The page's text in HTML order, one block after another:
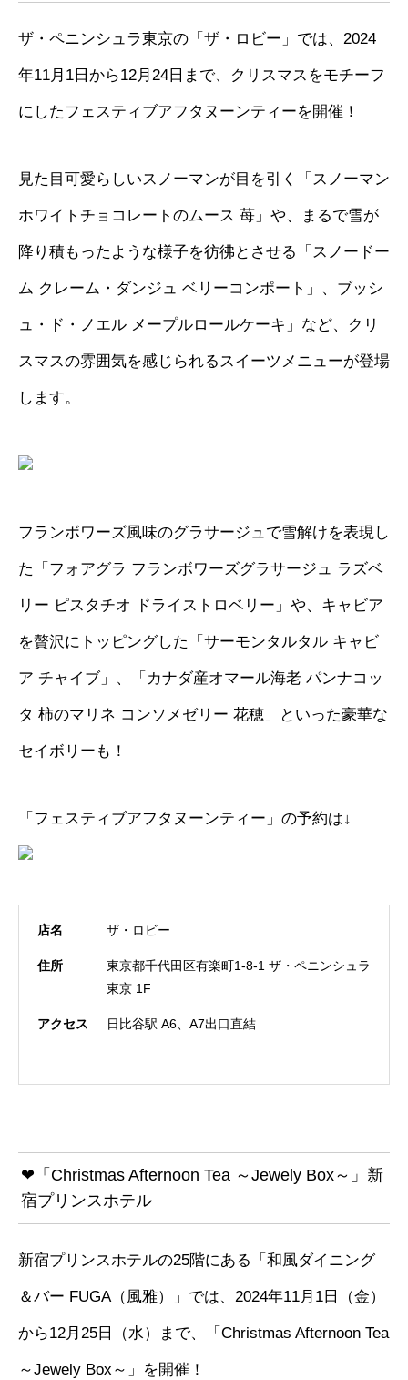
ザ・ペニンシュラ東京の「ザ・ロビー」では、2024
年11月1日から12月24日まで、クリスマスをモチーフ
にしたフェスティブアフタヌーンティーを開催！
見た目可愛らしいスノーマンが目を引く「スノーマン
ホワイトチョコレートのムース 苺」や、まるで雪が
降り積もったような様子を彷彿とさせる「スノードー
ム クレーム・ダンジュ ベリーコンポート」、ブッシ
ュ・ド・ノエル メープルロールケーキ」など、クリ
スマスの雰囲気を感じられるスイーツメニューが登場
します。
フランボワーズ風味のグラサージュで雪解けを表現し
た「フォアグラ フランボワーズグラサージュ ラズベ
リー ピスタチオ ドライストロベリー」や、キャビア
を贅沢にトッピングした「サーモンタルタル キャビ
ア チャイブ」、「カナダ産オマール海老 パンナコッ
タ 柿のマリネ コンソメゼリー 花穂」といった豪華な
セイボリーも！
「フェスティブアフタヌーンティー」の予約は↓
店名 ザ・ロビー
住所
東京都千代田区有楽町1-8-1 ザ・ペニンシュラ
東京 1F
アクセス 日比谷駅 A6、A7出口直結
❤「Christmas Afternoon Tea ～Jewely Box～」新
宿プリンスホテル
新宿プリンスホテルの25階にある「和風ダイニング
＆バー FUGA（風雅）」では、2024年11月1日（金）
から12月25日（水）まで、「Christmas Afternoon Tea
～Jewely Box～」を開催！